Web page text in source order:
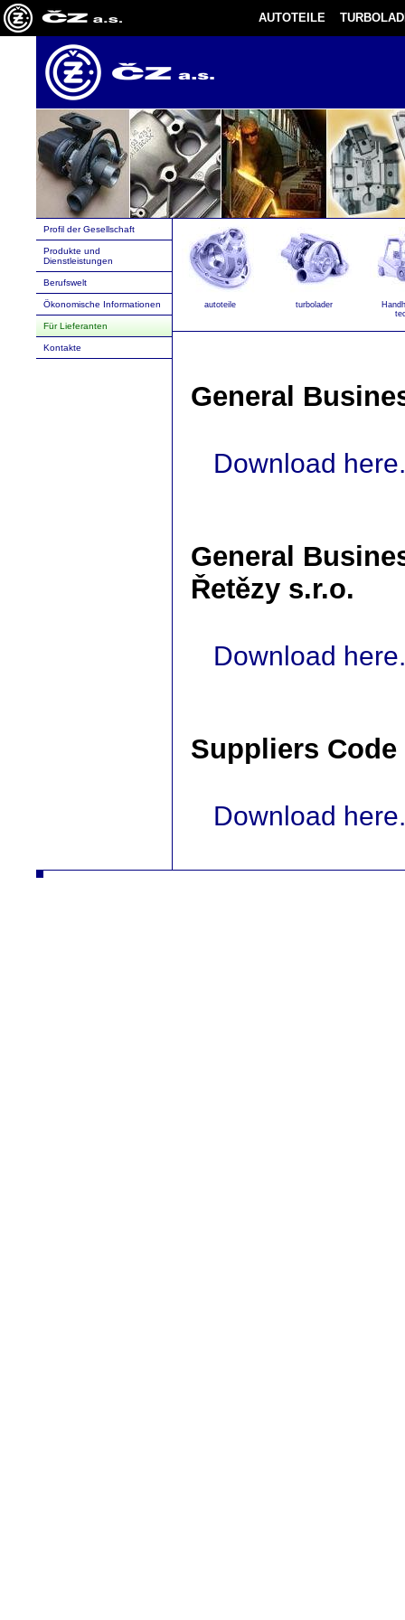
AUTOTEILE
Profil der Gesellschaft
Produkte und
Dienstleistungen
Berufswelt
Ökonomische Informationen
Für Lieferanten
Kontakte
autoteile turbolader
General
Download
General
Řetězy s.r.o.
Download
Suppliers
Download